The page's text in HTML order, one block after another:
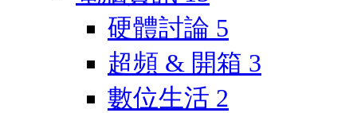
硬體討論 5
超頻 & 開箱 3
數位生活 2